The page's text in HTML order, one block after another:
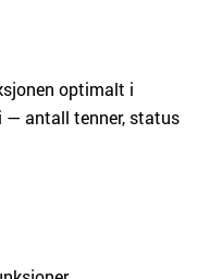
optimalt i
antall tenner, status